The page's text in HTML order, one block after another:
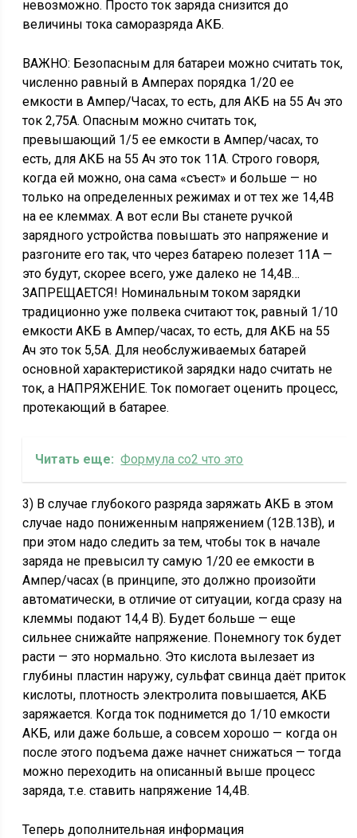
невозможно. Просто ток заряда снизится до
величины тока саморазряда АКБ.
ВАЖНО: Безопасным для батареи можно считать ток,
численно равный в Амперах порядка 1/20 ее
емкости в Ампер/Часах, то есть, для АКБ на 55 Ач это
ток 2,75А. Опасным можно считать ток,
превышающий 1/5 ее емкости в Ампер/часах, то
есть, для АКБ на 55 Ач это ток 11А. Строго говоря,
когда ей можно, она сама «съест» и больше — но
только на определенных режимах и от тех же 14,4В
на ее клеммах. А вот если Вы станете ручкой
зарядного устройства повышать это напряжение и
разгоните его так, что через батарею полезет 11А —
это будут, скорее всего, уже далеко не 14,4В…
ЗАПРЕЩАЕТСЯ! Номинальным током зарядки
традиционно уже полвека считают ток, равный 1/10
емкости АКБ в Ампер/часах, то есть, для АКБ на 55
Ач это ток 5,5А. Для необслуживаемых батарей
основной характеристикой зарядки надо считать не
ток, а НАПРЯЖЕНИЕ. Ток помогает оценить процесс,
протекающий в батарее.
Читать еще: Формула со2 что это
3) В случае глубокого разряда заряжать АКБ в этом
случае надо пониженным напряжением (12В.13В), и
при этом надо следить за тем, чтобы ток в начале
заряда не превысил ту самую 1/20 ее емкости в
Ампер/часах (в принципе, это должно произойти
автоматически, в отличие от ситуации, когда сразу на
клеммы подают 14,4 В). Будет больше — еще
сильнее снижайте напряжение. Понемногу ток будет
расти — это нормально. Это кислота вылезает из
глубины пластин наружу, сульфат свинца даёт приток
кислоты, плотность электролита повышается, АКБ
заряжается. Когда ток поднимется до 1/10 емкости
АКБ, или даже больше, а совсем хорошо — когда он
после этого подъема даже начнет снижаться — тогда
можно переходить на описанный выше процесс
заряда, т.е. ставить напряжение 14,4В.
Теперь дополнительная информация